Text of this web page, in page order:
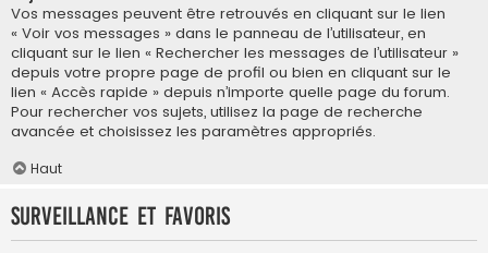
Vos messages peuvent être retrouvés en cliquant sur le lien
« Voir vos messages » dans le panneau de l’utilisateur, en
cliquant sur le lien « Rechercher les messages de l’utilisateur »
depuis votre propre page de profil ou bien en cliquant sur le
lien « Accès rapide » depuis n’importe quelle page du forum.
Pour rechercher vos sujets, utilisez la page de recherche
avancée et choisissez les paramètres appropriés.
Haut
Surveillance et favoris